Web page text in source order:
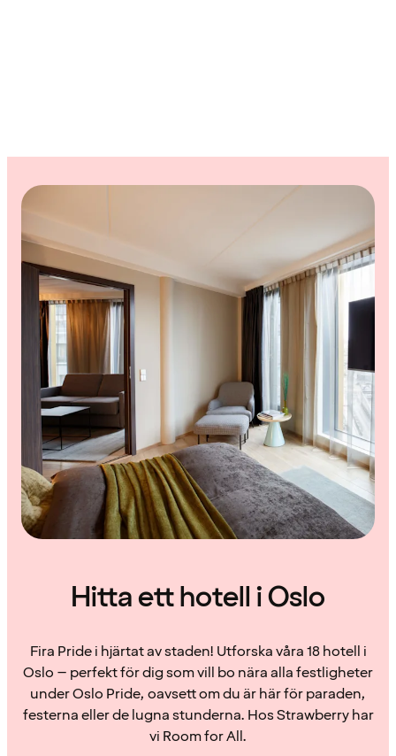
Hitta ett hotell i Oslo
Fira Pride i hjärtat av staden! Utforska våra 18 hotell i
Oslo – perfekt för dig som vill bo nära alla festligheter
under Oslo Pride, oavsett om du är här för paraden,
festerna eller de lugna stunderna. Hos Strawberry har
vi Room for All.